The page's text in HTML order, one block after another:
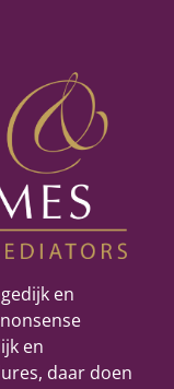
en
en
daar doen